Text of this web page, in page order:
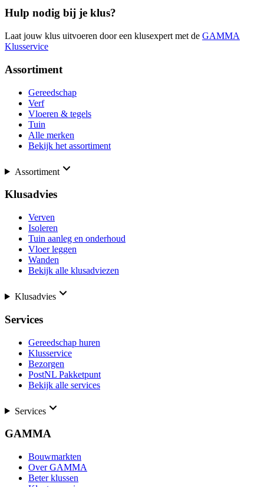
Hulp nodig bij je klus?
Laat jouw klus uitvoeren door een klusexpert met de GAMMA
Klusservice
Assortiment
Gereedschap
Verf
Vloeren & tegels
Tuin
Alle merken
Bekijk het assortiment
Assortiment
Klusadvies
Verven
Isoleren
Tuin aanleg en onderhoud
Vloer leggen
Wanden
Bekijk alle klusadviezen
Klusadvies
Services
Gereedschap huren
Klusservice
Bezorgen
PostNL Pakketpunt
Bekijk alle services
Services
GAMMA
Bouwmarkten
Over GAMMA
Beter klussen